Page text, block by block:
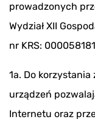
prowadzonych
Wydział XII
nr KRS:
1a. Do
urządzeń
Internetu oraz